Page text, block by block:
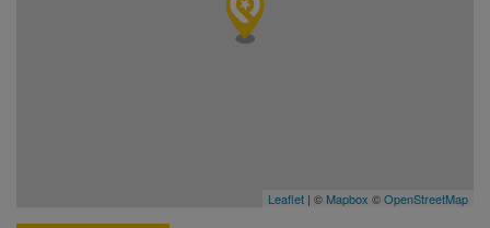
Leaflet | © Mapbox ©OpenStreetMap